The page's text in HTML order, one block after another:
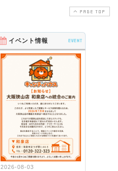
PAGE TOP
イベント情報 EVENT
2026-08-03